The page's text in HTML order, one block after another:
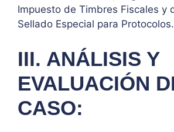
Impuesto de Timbres Fiscales y
Sellado Especial para Protocolos.
III. ANÁLISIS Y
EVALUACIÓN
CASO: